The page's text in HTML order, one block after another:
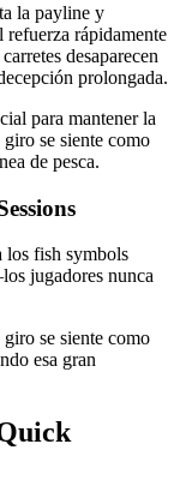
la payline y
rápidamente
desaparecen
prolongada.
para mantener la
se siente como
de pesca.
los fish symbols
jugadores nunca
se siente como
esa gran